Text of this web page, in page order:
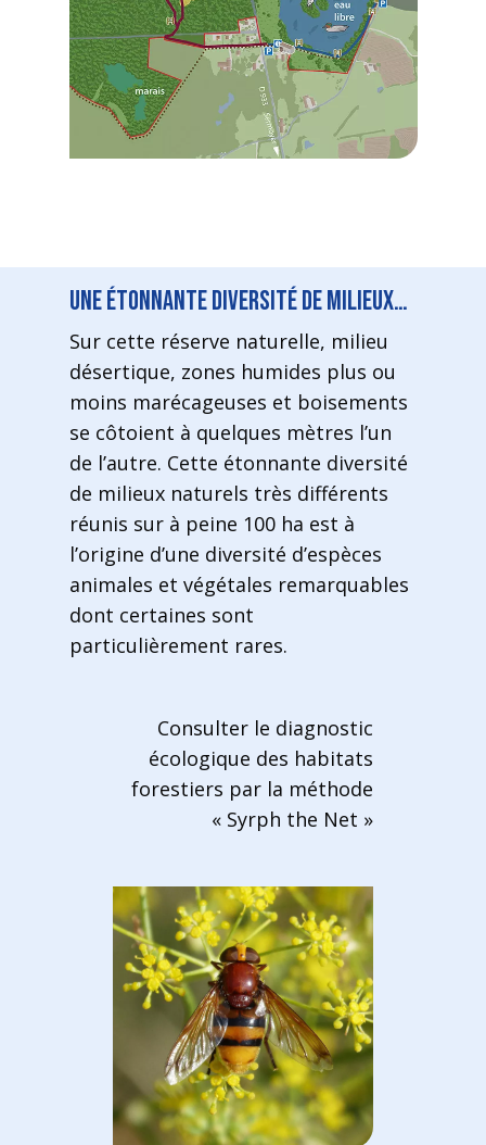
Une étonnante diversité de milieux…
Sur cette réserve naturelle, milieu
désertique, zones humides plus ou
moins marécageuses et boisements
se côtoient à quelques mètres l’un
de l’autre. Cette étonnante diversité
de milieux naturels très différents
réunis sur à peine 100 ha est à
l’origine d’une diversité d’espèces
animales et végétales remarquables
dont certaines sont
particulièrement rares.
Consulter le diagnostic
écologique des habitats
forestiers par la méthode
« Syrph the Net »